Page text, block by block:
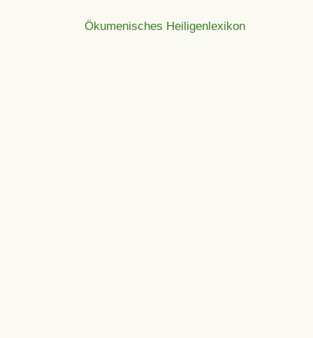
Ökumenisches Heiligenlexikon